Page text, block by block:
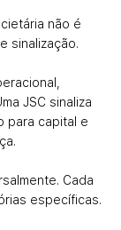
não é
sinalização.
JSC sinaliza
para capital e
Cada
específicas.